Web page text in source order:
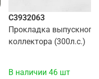
C3932063
Прокладка выпускного
коллектора (300л.с.)
В наличии 46 шт